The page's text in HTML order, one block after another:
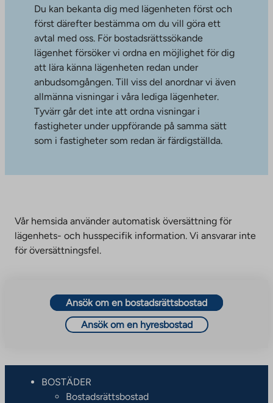
Du kan bekanta dig med lägenheten först och
först därefter bestämma om du vill göra ett
avtal med oss. För bostadsrättssökande
lägenhet försöker vi ordna en möjlighet för dig
att lära känna lägenheten redan under
anbudsomgången. Till viss del anordnar vi även
allmänna visningar i våra lediga lägenheter.
Tyvärr går det inte att ordna visningar i
fastigheter under uppförande på samma sätt
som i fastigheter som redan är färdigställda.
Vår hemsida använder automatisk översättning för
lägenhets- och husspecifik information. Vi ansvarar inte
för översättningsfel.
Ansök om en bostadsrättsbostad
Ansök om en hyresbostad
BOSTÄDER
Bostadsrättsbostad